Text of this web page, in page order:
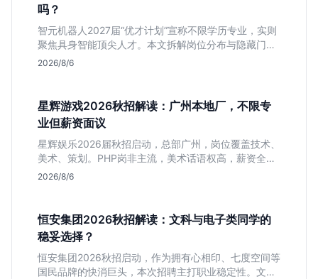
吗？
智元机器人2027届“优才计划”宣称不限学历专业，实则
聚焦具身智能顶尖人才。本文拆解岗位分布与隐藏门
槛，分析算法、仿真等核心方向，帮你判断是否值得投
2026/8/6
星辉游戏2026秋招解读：广州本地厂，不限专
业但薪资面议
星辉娱乐2026届秋招启动，总部广州，岗位覆盖技术、
美术、策划。PHP岗非主流，美术话语权高，薪资全面
面议。适合想接触项目全流程的应届生，追求大厂光环
2026/8/6
恒安集团2026秋招解读：文科与电子类同学的
稳妥选择？
恒安集团2026秋招启动，作为拥有心相印、七度空间等
国民品牌的快消巨头，本次招聘主打职业稳定性。文章